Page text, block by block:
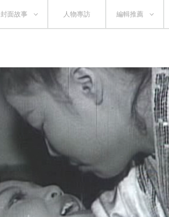
封面故事 人物專訪 編輯推薦